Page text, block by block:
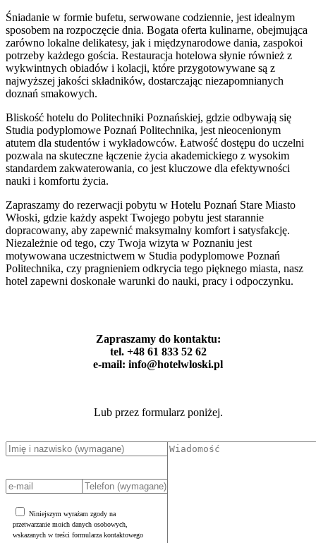
Śniadanie w formie bufetu, serwowane codziennie, jest idealnym
sposobem na rozpoczęcie dnia. Bogata oferta kulinarne, obejmująca
zarówno lokalne delikatesy, jak i międzynarodowe dania, zaspokoi
potrzeby każdego gościa. Restauracja hotelowa słynie również z
wykwintnych obiadów i kolacji, które przygotowywane są z
najwyższej jakości składników, dostarczając niezapomnianych
doznań smakowych.
Bliskość hotelu do Politechniki Poznańskiej, gdzie odbywają się
Studia podyplomowe Poznań Politechnika, jest nieocenionym
atutem dla studentów i wykładowców. Łatwość dostępu do uczelni
pozwala na skuteczne łączenie życia akademickiego z wysokim
standardem zakwaterowania, co jest kluczowe dla efektywności
nauki i komfortu życia.
Zapraszamy do rezerwacji pobytu w Hotelu Poznań Stare Miasto
Włoski, gdzie każdy aspekt Twojego pobytu jest starannie
dopracowany, aby zapewnić maksymalny komfort i satysfakcję.
Niezależnie od tego, czy Twoja wizyta w Poznaniu jest
motywowana uczestnictwem w Studia podyplomowe Poznań
Politechnika, czy pragnieniem odkrycia tego pięknego miasta, nasz
hotel zapewni doskonałe warunki do nauki, pracy i odpoczynku.
Zapraszamy do kontaktu:
tel. +48 61 833 52 62
e-mail: info@hotelwloski.pl
Lub przez formularz poniżej.
Niniejszym wyrażam zgody na
przetwarzanie moich danych osobowych,
wskazanych w treści formularza kontaktowego